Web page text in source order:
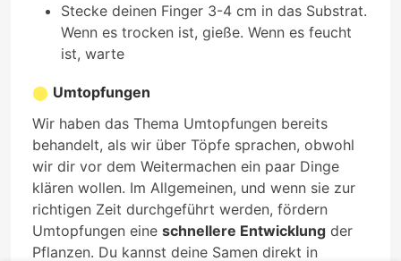
Stecke deinen Finger 3-4 cm in das Substrat.
Wenn es trocken ist, gieße. Wenn es feucht
ist, warte
Umtopfungen
Wir haben das Thema Umtopfungen bereits
behandelt, als wir über Töpfe sprachen, obwohl
wir dir vor dem Weitermachen ein paar Dinge
klären wollen. Im Allgemeinen, und wenn sie zur
richtigen Zeit durchgeführt werden, fördern
Umtopfungen eine schnellere Entwicklung der
Pflanzen. Du kannst deine Samen direkt in